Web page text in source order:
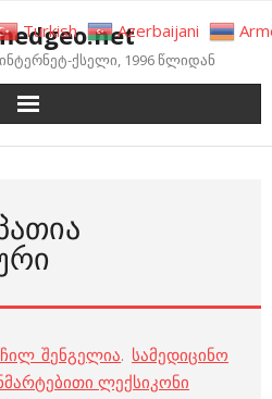
ქსელი, 1996 წლიდან
შენგელია. სამედიცინო
ლექსიკონი
Turkish Azerbaijani